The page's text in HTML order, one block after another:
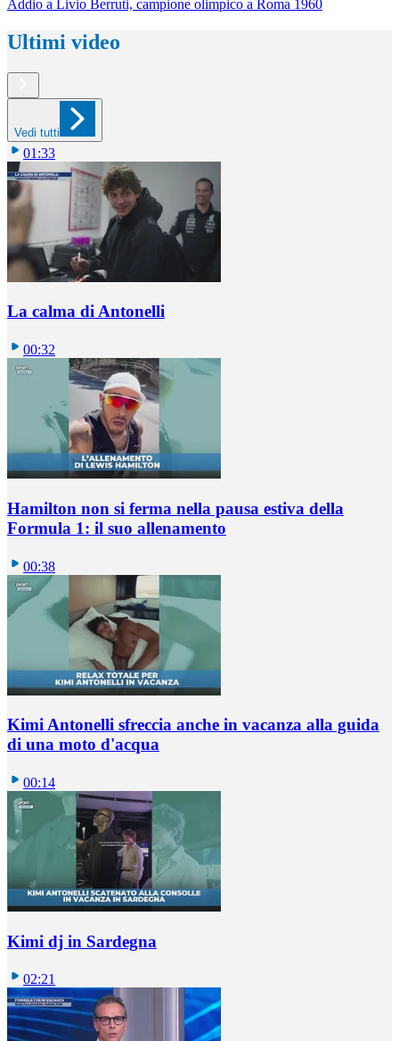
Addio a Livio Berruti, campione olimpico a Roma 1960
Ultimi video
Vedi tutti
01:33
La calma di Antonelli
00:32
Hamilton non si ferma nella pausa estiva della
Formula 1: il suo allenamento
00:38
Kimi Antonelli sfreccia anche in vacanza alla guida
di una moto d'acqua
00:14
Kimi dj in Sardegna
02:21